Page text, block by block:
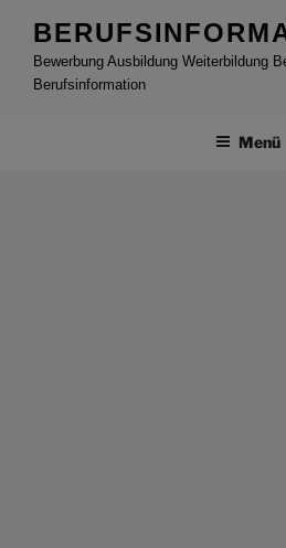
Inhalt
springenBewerbung Ausbildung Weiterbildung
Berufsinformation
Menü